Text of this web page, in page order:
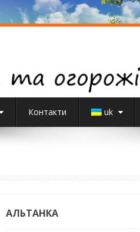
Контакти uk
АЛЬТАНКА